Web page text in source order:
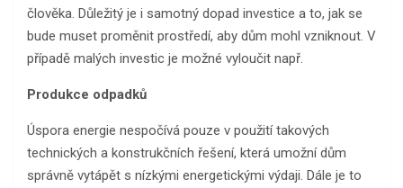
člověka. Důležitý je i samotný dopad investice a to, jak se
bude muset proměnit prostředí, aby dům mohl vzniknout. V
případě malých investic je možné vyloučit např.
Produkce odpadků
Úspora energie nespočívá pouze v použití takových
technických a konstrukčních řešení, která umožní dům
správně vytápět s nízkými energetickými výdaji. Dále je to